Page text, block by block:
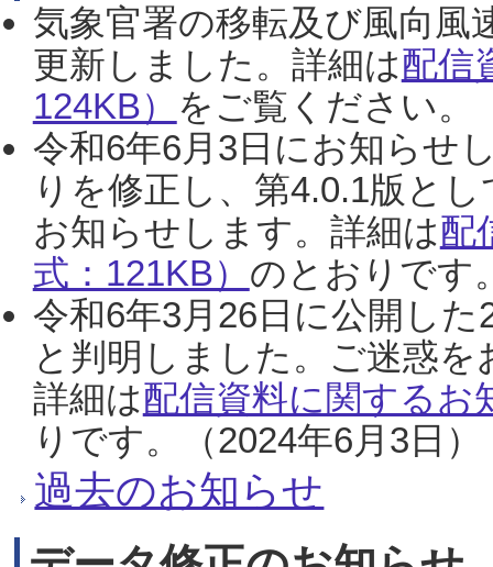
気象官署の移転及び風向風
更新しました。詳細は配信
124KB） をご覧ください。
令和6年6月3日にお知らせ
りを修正し、第4.0.1版と
お知らせします。詳細は配
式：121KB） のとおりです
令和6年3月26日に公開し
と判明しました。ご迷惑
詳細は配信資料に関するお
りです。（2024年6月3日）
過去のお知らせ